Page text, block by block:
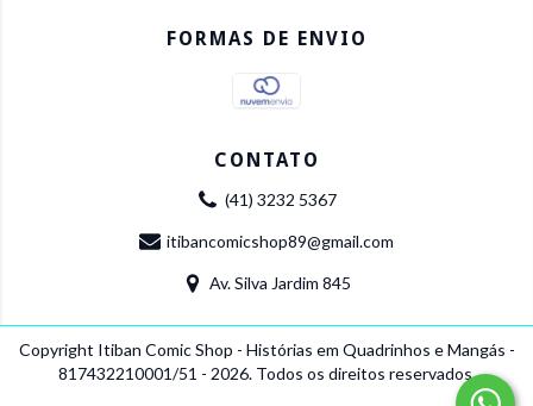
FORMAS DE ENVIO
CONTATO
(41) 3232 5367
itibancomicshop89@gmail.com
Av. Silva Jardim 845
Copyright Itiban Comic Shop - Histórias em Quadrinhos e Mangás -
817432210001/51 - 2026. Todos os direitos reservados.